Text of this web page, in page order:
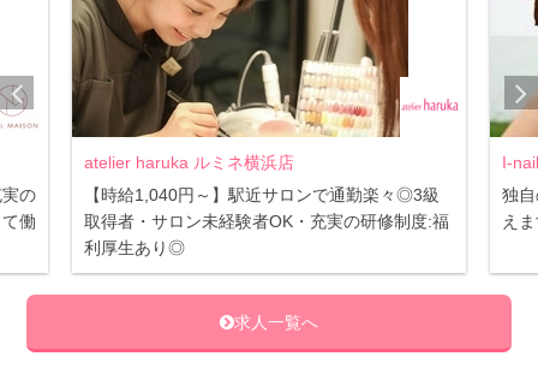
々◎3級
制度:福
I-nails 大宮店
独自のバックアッププログラムで貴方の本気を叶
えます！
求人一覧へ